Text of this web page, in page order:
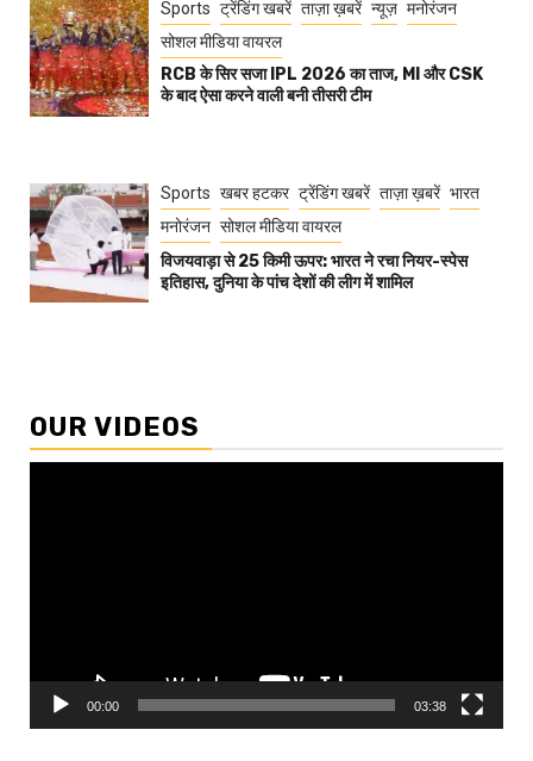
Sports ट्रेंडिंग खबरें ताज़ा ख़बरें न्यूज़ मनोरंजन
सोशल मीडिया वायरल
RCB के सिर सजा IPL 2026 का ताज, MI और CSK
के बाद ऐसा करने वाली बनी तीसरी टीम
Sports खबर हटकर ट्रेंडिंग खबरें ताज़ा ख़बरें भारत
मनोरंजन सोशल मीडिया वायरल
विजयवाड़ा से 25 किमी ऊपर: भारत ने रचा नियर-स्पेस
इतिहास, दुनिया के पांच देशों की लीग में शामिल
OUR VIDEOS
00:00 03:38